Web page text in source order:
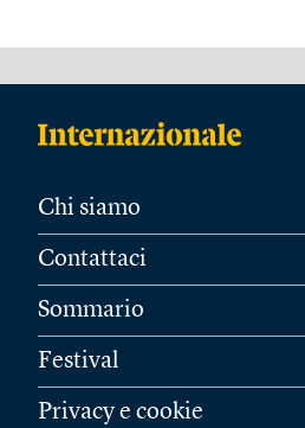
Chi siamo
Contattaci
Sommario
Festival
Privacy e cookie